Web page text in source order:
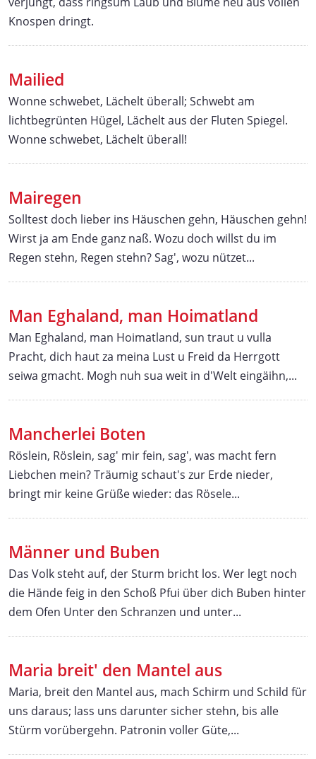
Knospen dringt.
Mailied
Wonne schwebet, Lächelt überall; Schwebt am
lichtbegrünten Hügel, Lächelt aus der Fluten Spiegel.
Wonne schwebet, Lächelt überall!
Mairegen
Solltest doch lieber ins Häuschen gehn, Häuschen gehn!
Wirst ja am Ende ganz naß. Wozu doch willst du im
Regen stehn, Regen stehn? Sag', wozu nützet...
Man Eghaland, man Hoimatland
Man Eghaland, man Hoimatland, sun traut u vulla
Pracht, dich haut za meina Lust u Freid da Herrgott
seiwa gmacht. Mogh nuh sua weit in d'Welt eingäihn,...
Mancherlei Boten
Röslein, Röslein, sag' mir fein, sag', was macht fern
Liebchen mein? Träumig schaut's zur Erde nieder,
bringt mir keine Grüße wieder: das Rösele...
Männer und Buben
Das Volk steht auf, der Sturm bricht los. Wer legt noch
die Hände feig in den Schoß Pfui über dich Buben hinter
dem Ofen Unter den Schranzen und unter...
Maria breit' den Mantel aus
Maria, breit den Mantel aus, mach Schirm und Schild für
uns daraus; lass uns darunter sicher stehn, bis alle
Stürm vorübergehn. Patronin voller Güte,...